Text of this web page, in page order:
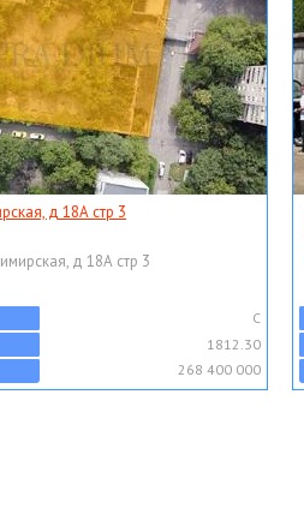
д 18А стр 3
д 18А стр 3
C
1812.30
268 400 000